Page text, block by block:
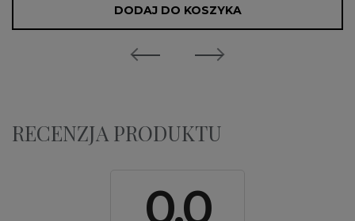
DODAJ DO KOSZYKA
RECENZJA PRODUKTU
0.0